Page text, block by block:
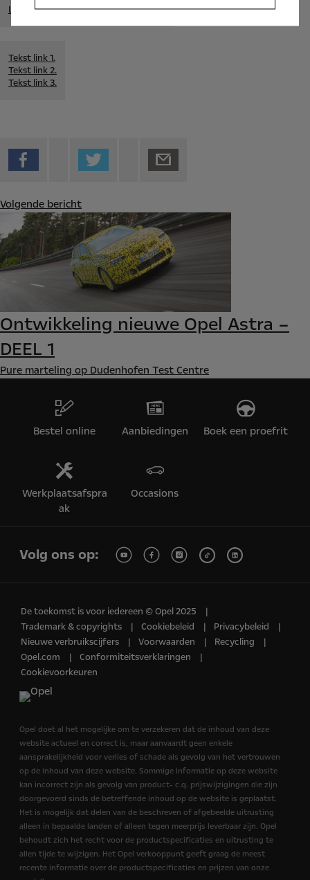
LEES MEER OVER DE NIEUWE ASTRA.
Tekst link 1.
Tekst link 2.
Tekst link 3.
Volgende bericht
Ontwikkeling nieuwe Opel Astra –
DEEL 1
Pure marteling op Dudenhofen Test Centre
Bestel online Aanbiedingen Boek een proefrit
Werkplaatsafspra
ak
Occasions
Volg ons op:
De toekomst is voor iedereen © Opel 2025
Trademark & copyrights
Cookiebeleid
Privacybeleid
Nieuwe verbruikscijfers
Voorwaarden
Recycling
Opel.com
Conformiteitsverklaringen
Cookievoorkeuren
Opel doet al het mogelijke om te verzekeren dat de inhoud van deze
website actueel en correct is, maar aanvaardt geen enkele
aansprakelijkheid voor verlies of schade als gevolg van het vertrouwen
op de inhoud van deze website. Sommige informatie op deze website
kan incorrect zijn als gevolg van product- c.q. prijswijzigingen die zijn
doorgevoerd sinds de betreffende inhoud op de website is geplaatst.
Het is mogelijk dat delen van de beschreven of afgebeelde uitrusting
alleen in bepaalde landen of alleen tegen meerprijs leverbaar zijn. Opel
behoudt zich het recht voor de productspecificaties en uitrusting te
allen tijde te wijzigen. Het Opel verkooppunt geeft graag de meest
recente informatie over de productspecificaties en prijzen van onze